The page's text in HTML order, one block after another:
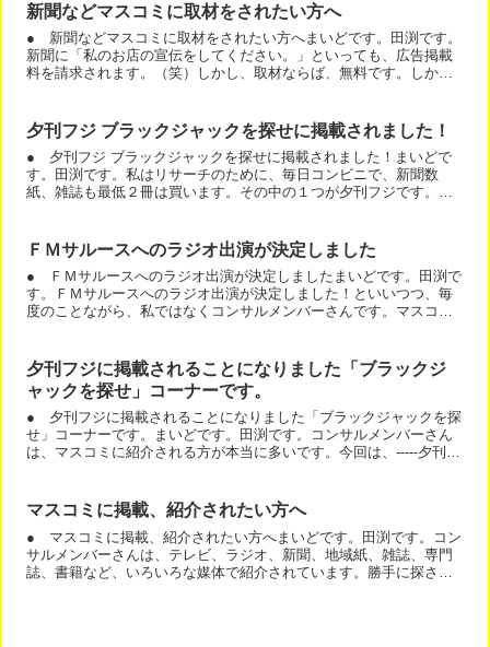
新聞などマスコミに取材をされたい方へ
● 新聞などマスコミに取材をされたい方へまいどです。田渕です。
新聞に「私のお店の宣伝をしてください。」といっても、広告掲載
料を請求されます。（笑）しかし、取材ならば、無料です。しか
夕刊フジ ブラックジャックを探せに掲載されました！
● 夕刊フジ ブラックジャックを探せに掲載されました！まいどで
す。田渕です。私はリサーチのために、毎日コンビニで、新聞数
紙、雑誌も最低２冊は買います。その中の１つが夕刊フジです。
ＦＭサルースへのラジオ出演が決定しました
● ＦＭサルースへのラジオ出演が決定しましたまいどです。田渕で
す。ＦＭサルースへのラジオ出演が決定しました！といいつつ、毎
度のことながら、私ではなくコンサルメンバーさんです。マスコミ
夕刊フジに掲載されることになりました「ブラックジ
ャックを探せ」コーナーです。
● 夕刊フジに掲載されることになりました「ブラックジャックを探
せ」コーナーです。まいどです。田渕です。コンサルメンバーさん
は、マスコミに紹介される方が本当に多いです。今回は、-----夕刊フ
マスコミに掲載、紹介されたい方へ
● マスコミに掲載、紹介されたい方へまいどです。田渕です。コン
サルメンバーさんは、テレビ、ラジオ、新聞、地域紙、雑誌、専門
誌、書籍など、いろいろな媒体で紹介されています。勝手に探され